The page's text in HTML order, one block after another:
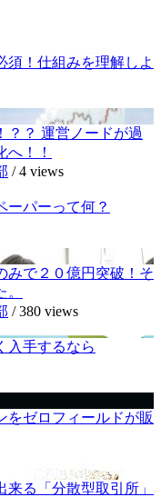
須！仕組みを理解しよ
？？ 運営ノードが過
！！
/4 views
ーパーって何？
みで２０億円突破！そ
/380 views
入手するなら
をゼロフィールドが販
る「分散型取引所」